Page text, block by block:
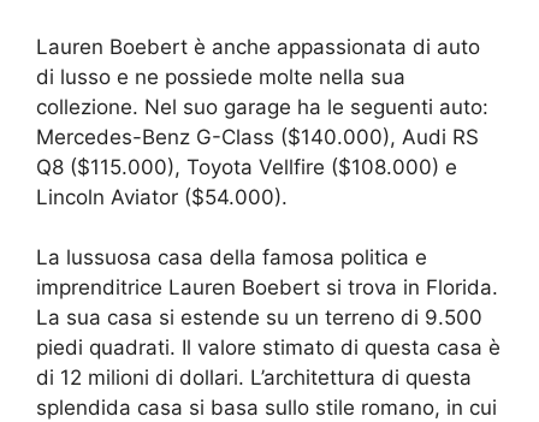
Lauren Boebert è anche appassionata di auto
di lusso e ne possiede molte nella sua
collezione. Nel suo garage ha le seguenti auto:
Mercedes-Benz G-Class ($140.000), Audi RS
Q8 ($115.000), Toyota Vellfire ($108.000) e
Lincoln Aviator ($54.000).
La lussuosa casa della famosa politica e
imprenditrice Lauren Boebert si trova in Florida.
La sua casa si estende su un terreno di 9.500
piedi quadrati. Il valore stimato di questa casa è
di 12 milioni di dollari. L’architettura di questa
splendida casa si basa sullo stile romano, in cui